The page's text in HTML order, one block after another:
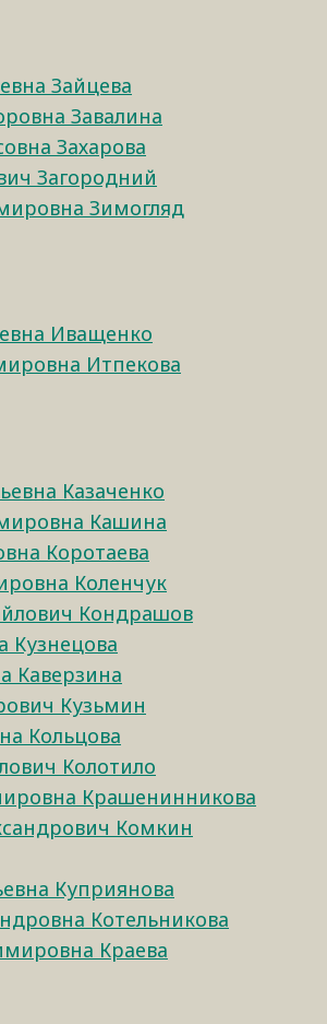
Зайцева
Завалина
Захарова
Загородний
Зимогляд
Иващенко
Итпекова
Казаченко
Кашина
Коротаева
Коленчук
Кондрашов
Кузнецова
Каверзина
Кузьмин
Кольцова
Колотило
Крашенинникова
Комкин
Куприянова
Котельникова
Краева